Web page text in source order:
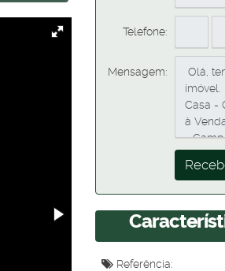
Telefone:
Mensagem:
Referência: